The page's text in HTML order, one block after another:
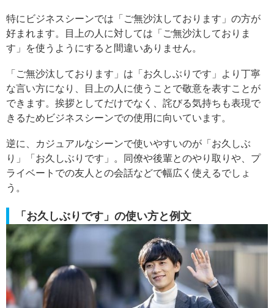
特にビジネスシーンでは「ご無沙汰しております」の方が
好まれます。目上の人に対しては「ご無沙汰しておりま
す」を使うようにすると間違いありません。
「ご無沙汰しております」は「お久しぶりです」より丁寧
な言い方になり、目上の人に使うことで敬意を表すことが
できます。挨拶としてだけでなく、詫びる気持ちも表現で
きるためビジネスシーンでの使用に向いています。
逆に、カジュアルなシーンで使いやすいのが「お久しぶ
り」「お久しぶりです」。同僚や後輩とのやり取りや、プ
ライベートでの友人との会話などで幅広く使えるでしょ
う。
「お久しぶりです」の使い方と例文